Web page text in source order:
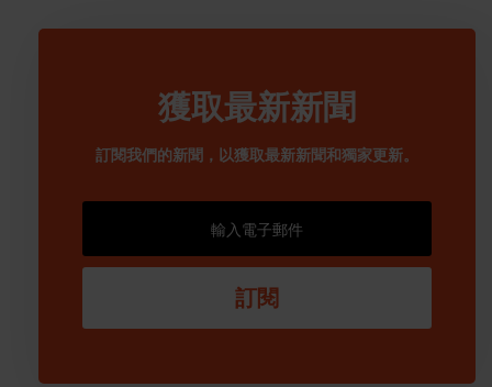
獲取最新新聞
訂閱我們的新聞，以獲取最新新聞和獨家更新。
訂閱